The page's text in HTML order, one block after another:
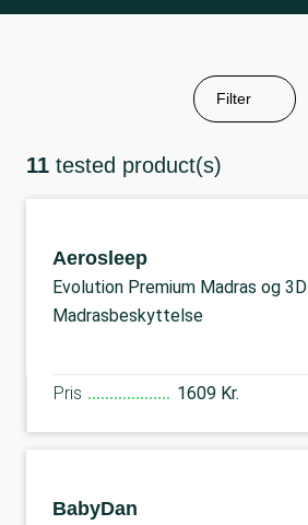
Filter
11 tested product(s)
Aerosleep
Evolution Premium Madras og 3D
Madrasbeskyttelse
Pris 1609 Kr.
BabyDan